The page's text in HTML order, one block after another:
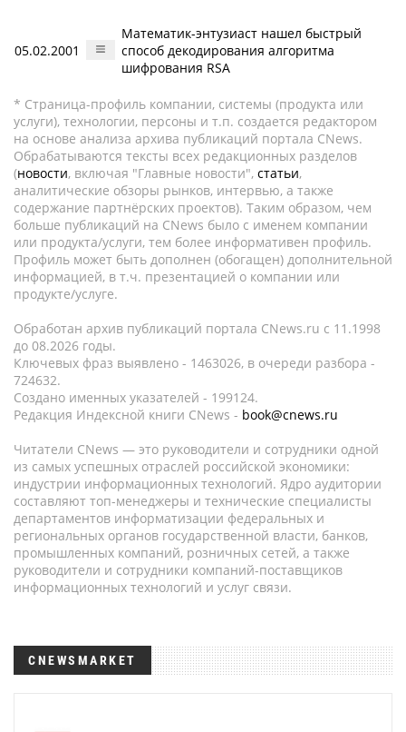
05.02.2001
Математик-энтузиаст нашел быстрый
способ декодирования алгоритма
шифрования RSA
* Страница-профиль компании, системы (продукта или
услуги), технологии, персоны и т.п. создается редактором
на основе анализа архива публикаций портала CNews.
Обрабатываются тексты всех редакционных разделов
(новости, включая "Главные новости", статьи,
аналитические обзоры рынков, интервью, а также
содержание партнёрских проектов). Таким образом, чем
больше публикаций на CNews было с именем компании
или продукта/услуги, тем более информативен профиль.
Профиль может быть дополнен (обогащен) дополнительной
информацией, в т.ч. презентацией о компании или
продукте/услуге.
Обработан архив публикаций портала CNews.ru c 11.1998
до 08.2026 годы.
Ключевых фраз выявлено - 1463026, в очереди разбора -
724632.
Создано именных указателей - 199124.
Редакция Индексной книги CNews - book@cnews.ru
Читатели CNews — это руководители и сотрудники одной
из самых успешных отраслей российской экономики:
индустрии информационных технологий. Ядро аудитории
составляют топ-менеджеры и технические специалисты
департаментов информатизации федеральных и
региональных органов государственной власти, банков,
промышленных компаний, розничных сетей, а также
руководители и сотрудники компаний-поставщиков
информационных технологий и услуг связи.
CNEWSMARKET